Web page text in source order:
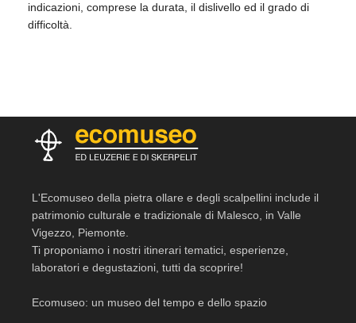
indicazioni, comprese la durata, il dislivello ed il grado di
difficoltà.
L'Ecomuseo della pietra ollare e degli scalpellini include il
patrimonio culturale e tradizionale di Malesco, in Valle
Vigezzo, Piemonte.
Ti proponiamo i nostri itinerari tematici, esperienze,
laboratori e degustazioni, tutti da scoprire!
Ecomuseo: un museo del tempo e dello spazio